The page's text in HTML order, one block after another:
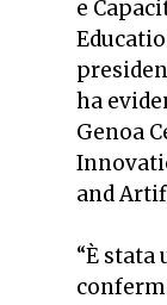
e
ha
Genoa
and
“È stata